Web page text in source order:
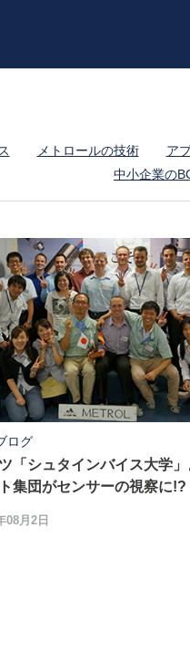
メトロールの技術 ア
中小企業の
ログ
ツ「シュタインバイス大学
集団がセンサーの視察に!?
08月2日